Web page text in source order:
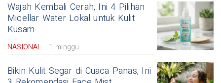
Wajah Kembali Cerah, Ini 4 Pilihan
Micellar Water Lokal untuk Kulit
Kusam
NASIONAL 1 minggu
Bikin Kulit Segar di Cuaca Panas, Ini